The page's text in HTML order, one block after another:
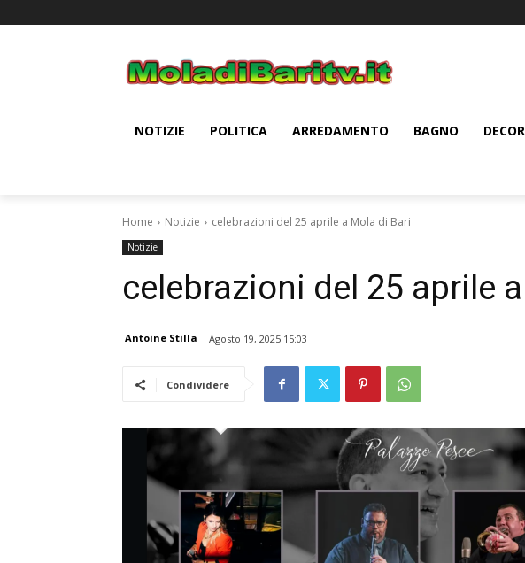
NOTIZIE POLITICA ARREDAMENTO BAGNO
Home Notizie celebrazioni del 25 aprile a Mola di Bari
Notizie
celebrazioni del 25 aprile
Antoine Stilla Agosto 19, 2025 15:03
Condividere